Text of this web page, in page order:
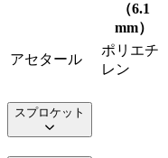
（6.1
mm）
アセタール
ポリエチ
レン
スプロケット